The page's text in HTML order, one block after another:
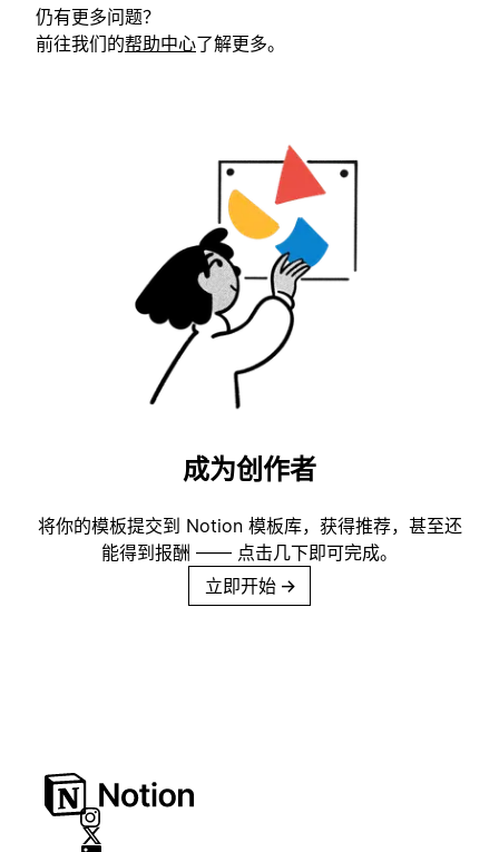
仍有更多问题？
前往我们的帮助中心了解更多。
成为创作者
将你的模板提交到 Notion 模板库，获得推荐，甚至还
能得到报酬 —— 点击几下即可完成。
立即开始 →